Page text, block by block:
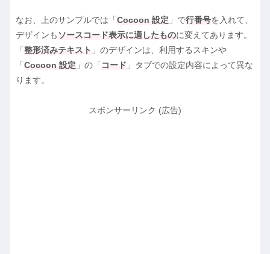
なお、上のサンプルでは「 Cocoon 設定 」で行番号を入れて、
デザインも ソースコード表示に適したものに変えてあります。
「 整形済みテキスト 」のデザインは、利用するスキンや
「 Cocoon 設定 」の「 コード 」タブでの設定内容によって異な
ります。
スポンサーリンク (広告)